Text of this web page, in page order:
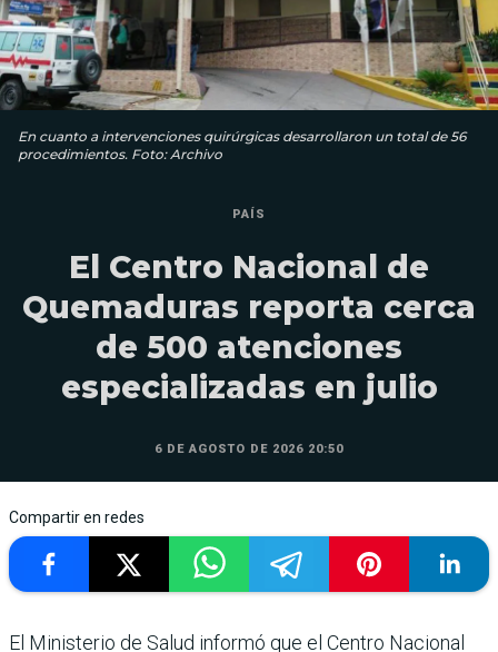
En cuanto a intervenciones quirúrgicas desarrollaron un total de 56
procedimientos. Foto: Archivo
PAÍS
El Centro Nacional de
Quemaduras reporta cerca
de 500 atenciones
especializadas en julio
6 DE AGOSTO DE 2026 20:50
Compartir en redes
El Ministerio de Salud informó que el Centro Nacional